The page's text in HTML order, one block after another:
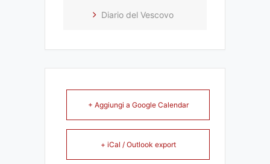
Diario del Vescovo
+ Aggiungi a Google Calendar
+ iCal / Outlook export